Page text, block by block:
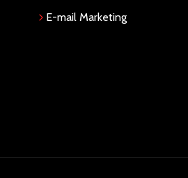
E-mail Marketing